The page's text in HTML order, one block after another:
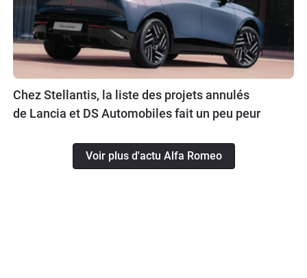
Chez Stellantis, la liste des projets annulés
de Lancia et DS Automobiles fait un peu peur
Voir plus d'actu Alfa Romeo